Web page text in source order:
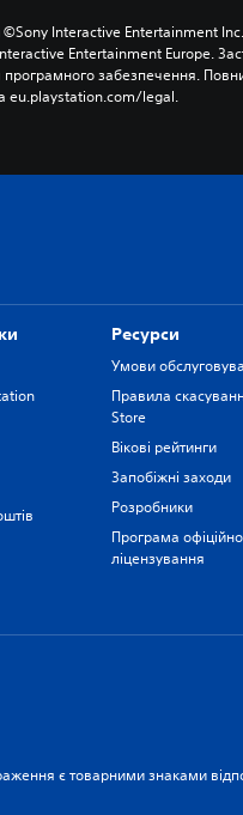
©Sony Interactive Entertainment
Entertainment Europe.
забезпечення.
eu.playstation.com/legal.
Ресурси
Умови
Правила
Store
Вікові рейтинги
Запобіжні заходи
Розробники
Програма
ліцензування
є товарними знаками